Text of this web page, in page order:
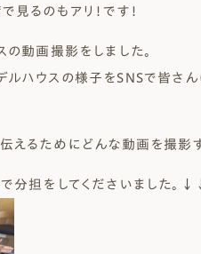
二世帯住宅
見るのもアリ！です！
の動画撮影をしました。
ルハウスの様子をSNSで皆さ
えるためにどんな動画を撮影
分担をしてくださいました。